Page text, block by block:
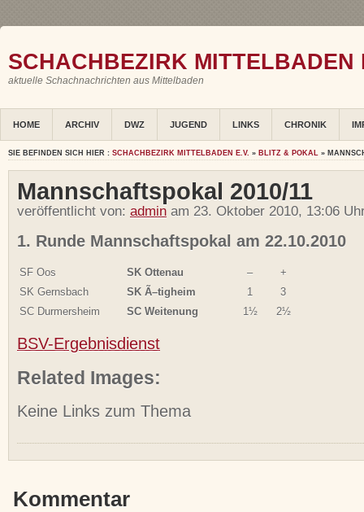
SCHACHBEZIRK MITTELBADEN
aktuelle Schachnachrichten aus Mittelbaden
HOME ARCHIV DWZ JUGEND LINKS CHRONIK
SIE BEFINDEN SICH HIER : SCHACHBEZIRK MITTELBADEN E.V. » BLITZ & POKAL »
Mannschaftspokal 2010/11
veröffentlicht von: admin am 23. Oktober 2010, 13:06
1. Runde Mannschaftspokal am 22.10.2010
SF Oos SK Ottenau –
+
SK Gernsbach
SK Ã–tigheim 1
3
SC Durmersheim
SC Weitenung 1½ 2½
BSV-Ergebnisdienst
Related Images:
Keine Links zum Thema
Kommentar